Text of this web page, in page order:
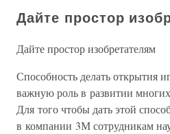
Дайте простор
Дайте простор изобретателям
Способность делать открытия
важную роль в развитии
Для того чтобы дать этой
в компании 3М сотрудникам